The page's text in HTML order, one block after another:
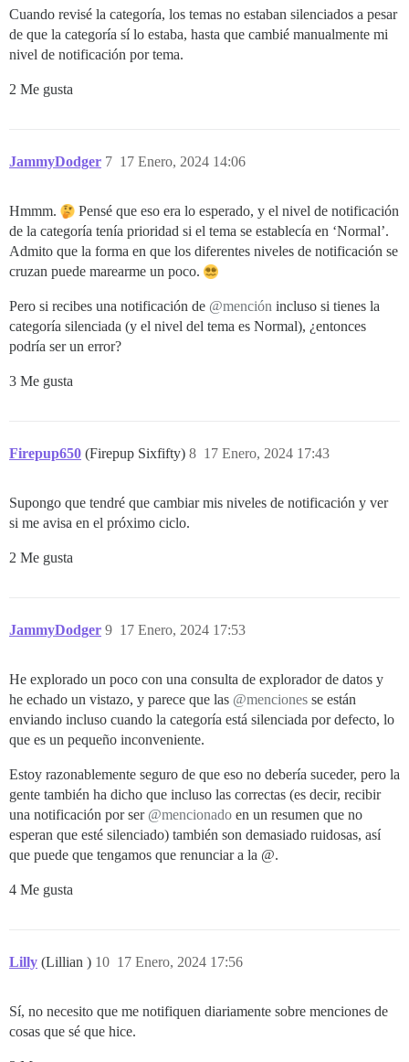
Cuando revisé la categoría, los temas no estaban silenciados a pesar
de que la categoría sí lo estaba, hasta que cambié manualmente mi
nivel de notificación por tema.
2 Me gusta
JammyDodger 17 Enero, 2024 14:06
7
Hmmm.
Pensé que eso era lo esperado, y el nivel de notificación
de la categoría tenía prioridad si el tema se establecía en ‘Normal’.
Admito que la forma en que los diferentes niveles de notificación se
cruzan puede marearme un poco.
Pero si recibes una notificación de @mención incluso si tienes la
categoría silenciada (y el nivel del tema es Normal), ¿entonces
podría ser un error?
3 Me gusta
Firepup650 (Firepup Sixfifty) 17 Enero, 2024 17:43
8
Supongo que tendré que cambiar mis niveles de notificación y ver
si me avisa en el próximo ciclo.
2 Me gusta
JammyDodger 17 Enero, 2024 17:53
9
He explorado un poco con una consulta de explorador de datos y
he echado un vistazo, y parece que las @menciones se están
enviando incluso cuando la categoría está silenciada por defecto, lo
que es un pequeño inconveniente.
Estoy razonablemente seguro de que eso no debería suceder, pero la
gente también ha dicho que incluso las correctas (es decir, recibir
una notificación por ser @mencionado en un resumen que no
esperan que esté silenciado) también son demasiado ruidosas, así
que puede que tengamos que renunciar a la @.
4 Me gusta
Lilly (Lillian ) 17 Enero, 2024 17:56
10
Sí, no necesito que me notifiquen diariamente sobre menciones de
cosas que sé que hice.